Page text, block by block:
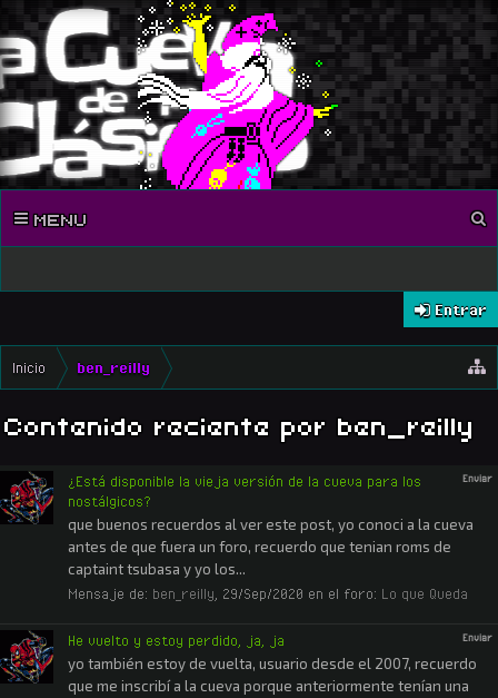
MENU
Entrar
Inicio ben_reilly
Contenido reciente por ben_reilly
Enviar
¿Está disponible la vieja versión de la cueva para los
nostálgicos?
que buenos recuerdos al ver este post, yo conoci a la cueva
antes de que fuera un foro, recuerdo que tenian roms de
captaint tsubasa y yo los...
Mensaje de: ben_reilly 29/Sep/2020 en el foro: Lo que Queda
Enviar
He vuelto y estoy perdido, ja, ja
yo también estoy de vuelta, usuario desde el 2007, recuerdo
que me inscribí a la cueva porque anteriormente tenían una